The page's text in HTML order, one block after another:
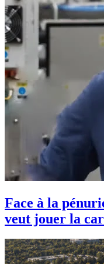
Face à la
veut jouer la